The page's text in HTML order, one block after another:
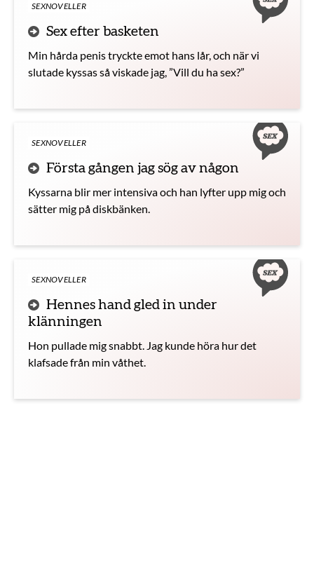
SEXNOVELLER
Sex efter basketen
Min hårda penis tryckte emot hans lår, och när vi
slutade kyssas så viskade jag, ”Vill du ha sex?”
SEXNOVELLER
Första gången jag sög av någon
Kyssarna blir mer intensiva och han lyfter upp mig och
sätter mig på diskbänken.
SEXNOVELLER
Hennes hand gled in under
klänningen
Hon pullade mig snabbt. Jag kunde höra hur det
klafsade från min våthet.